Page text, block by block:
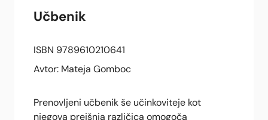
Učbenik
ISBN 9789610210641
Avtor: Mateja Gomboc
Prenovljeni učbenik še učinkoviteje kot
njegova prejšnja različica omogoča